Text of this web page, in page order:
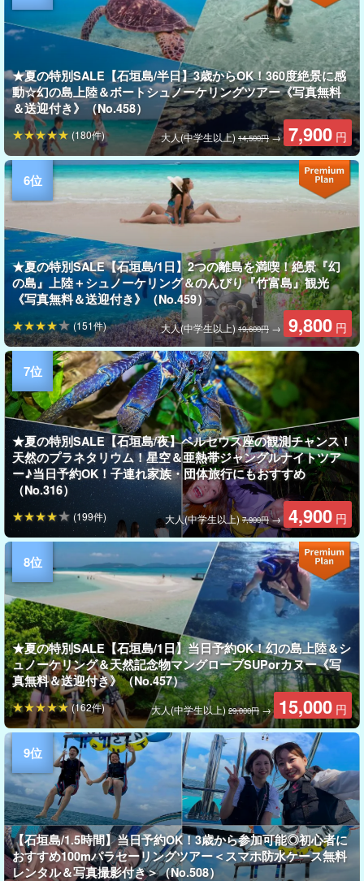
★夏の特別SALE【石垣島/半日】3歳からOK！360度絶景に感
動☆幻の島上陸＆ボートシュノーケリングツアー《写真無料
＆送迎付き》（No.458）
大人(中学生以上) 14,500円→ 7,900 円
(180件)
★夏の特別SALE【石垣島/1日】2つの離島を満喫！絶景『幻
の島』上陸＋シュノーケリング＆のんびり『竹富島』観光
《写真無料＆送迎付き》（No.459）
大人(中学生以上)19,600円 → 9,800 円
(151件)
★夏の特別SALE【石垣島/夜】ペルセウス座の観測チャンス！
天然のプラネタリウム！星空＆亜熱帯ジャングルナイトツア
ー♪当日予約OK！子連れ家族・団体旅行にもおすすめ
（No.316）
大人(中学生以上)7,900円→ 4,900 円
(199件)
★夏の特別SALE【石垣島/1日】当日予約OK！幻の島上陸＆シ
ュノーケリング＆天然記念物マングローブSUPorカヌー《写
真無料＆送迎付き》（No.457）
大人(中学生以上)29,000円→ 15,000 円
(162件)
【石垣島/1.5時間】当日予約OK！3歳から参加可能◎初心者に
おすすめ100mパラセーリングツアー＜スマホ防水ケース無料
レンタル＆写真撮影付き＞（No.508）